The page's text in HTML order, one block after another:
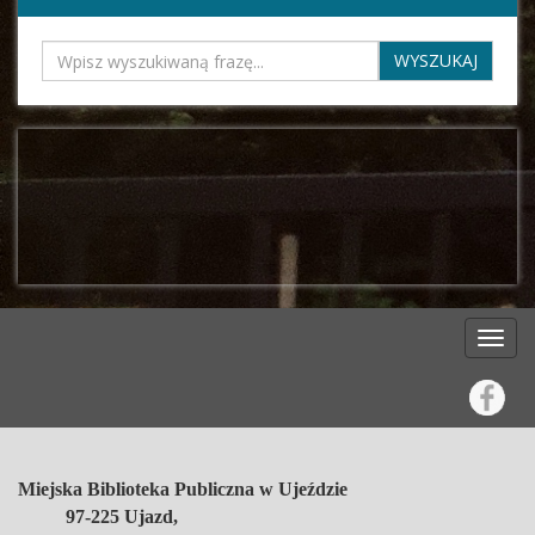
Miejska Biblioteka Publiczna w Ujeździe
97-225 Ujazd,